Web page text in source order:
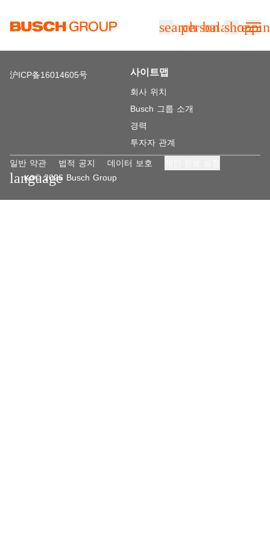
searchpersonbalance
沪ICP备16014605号 사이트맵
회사 위치
Busch 그룹 소개
경력
투자자 관계
일반 약관 법적 공지 데이터 보호
KO
language© 2026 Busch Group